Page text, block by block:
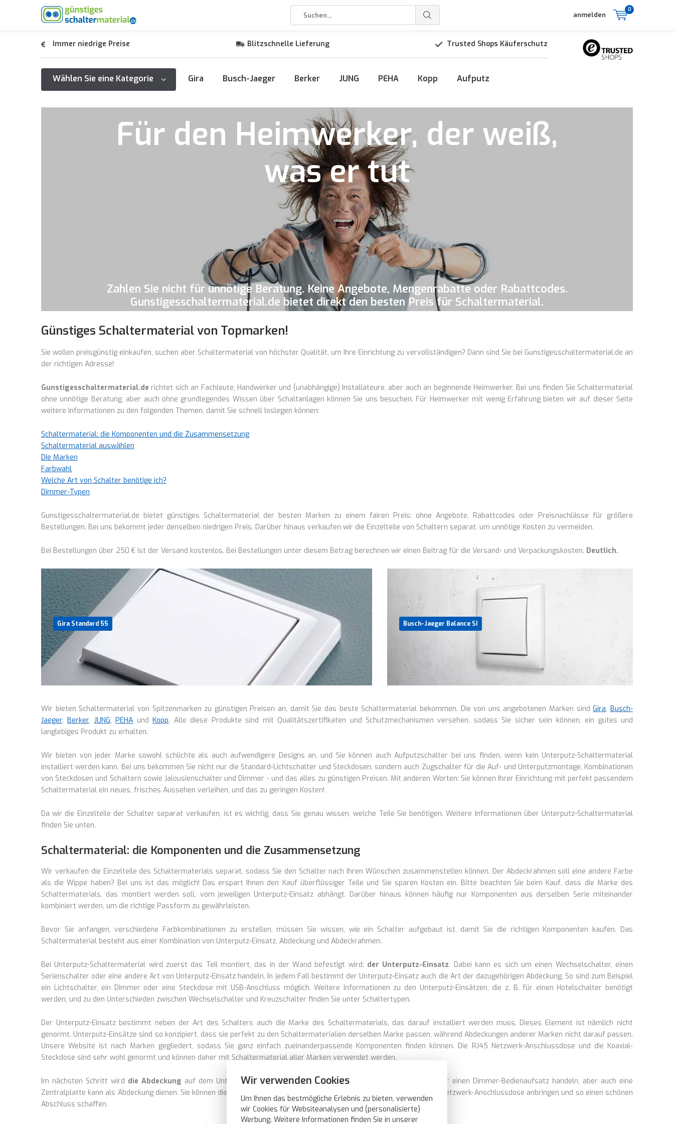
Wir verwenden Cookies
Um Ihnen das bestmögliche Erlebnis zu bieten, verwenden
wir Cookies für Websiteanalysen und (personalisierte)
Werbung. Weitere Informationen finden Sie in unserer
anmelden
0
Immer niedrige Preise Blitzschnelle Lieferung Trusted Shops Käuferschutz
Wählen Sie eine Kategorie Gira Busch-Jaeger Berker JUNG PEHA Kopp Aufputz
Für den Heimwerker, der weiß,
was er tut
Zahlen Sie nicht für unnötige Beratung. Keine Angebote, Mengenrabatte oder Rabattcodes.
Gunstigesschaltermaterial.de bietet direkt den besten Preis für Schaltermaterial.
Günstiges Schaltermaterial von Topmarken!
Sie wollen preisgünstig einkaufen, suchen aber Schaltermaterial von höchster Qualität, um Ihre Einrichtung zu vervollständigen? Dann sind Sie bei Gunstigesschaltermaterial.de an
der richtigen Adresse!
Gunstigesschaltermaterial.de richtet sich an Fachleute, Handwerker und (unabhängige) Installateure, aber auch an beginnende Heimwerker. Bei uns finden Sie Schaltermaterial
ohne unnötige Beratung, aber auch ohne grundlegendes Wissen über Schaltanlagen können Sie uns besuchen. Für Heimwerker mit wenig Erfahrung bieten wir auf dieser Seite
weitere Informationen zu den folgenden Themen, damit Sie schnell loslegen können:
Schaltermaterial: die Komponenten und die Zusammensetzung
Schaltermaterial auswählen
Die Marken
Farbwahl
Welche Art von Schalter benötige ich?
Dimmer-Typen
Gunstigesschaltermaterial.de bietet günstiges Schaltermaterial der besten Marken zu einem fairen Preis: ohne Angebote, Rabattcodes oder Preisnachlässe für größere
Bestellungen. Bei uns bekommt jeder denselben niedrigen Preis. Darüber hinaus verkaufen wir die Einzelteile von Schaltern separat, um unnötige Kosten zu vermeiden.
Bei Bestellungen über 250 € ist der Versand kostenlos. Bei Bestellungen unter diesem Betrag berechnen wir einen Beitrag für die Versand- und Verpackungskosten. Deutlich.
Gira Standard 55 Busch-Jaeger Balance SI
Wir bieten Schaltermaterial von Spitzenmarken zu günstigen Preisen an, damit Sie das beste Schaltermaterial bekommen. Die von uns angebotenen Marken sindGira,Busch-
Jaeger,Berker, JUNG,PEHA undKopp. Alle diese Produkte sind mit Qualitätszertifikaten und Schutzmechanismen versehen, sodass Sie sicher sein können, ein gutes und
langlebiges Produkt zu erhalten.
Wir bieten von jeder Marke sowohl schlichte als auch aufwendigere Designs an, und Sie können auch Aufputzschalter bei uns finden, wenn kein Unterputz-Schaltermaterial
installiert werden kann. Bei uns bekommen Sie nicht nur die Standard-Lichtschalter und Steckdosen, sondern auch Zugschalter für die Auf- und Unterputzmontage, Kombinationen
von Steckdosen und Schaltern sowie Jalousienschalter und Dimmer - und das alles zu günstigen Preisen. Mit anderen Worten: Sie können Ihrer Einrichtung mit perfekt passendem
Schaltermaterial ein neues, frisches Aussehen verleihen, und das zu geringen Kosten!
Da wir die Einzelteile der Schalter separat verkaufen, ist es wichtig, dass Sie genau wissen, welche Teile Sie benötigen. Weitere Informationen über Unterputz-Schaltermaterial
finden Sie unten.
Schaltermaterial: die Komponenten und die Zusammensetzung
Wir verkaufen die Einzelteile des Schaltermaterials separat, sodass Sie den Schalter nach Ihren Wünschen zusammenstellen können. Der Abdeckrahmen soll eine andere Farbe
als die Wippe haben? Bei uns ist das möglich! Das erspart Ihnen den Kauf überflüssiger Teile und Sie sparen Kosten ein. Bitte beachten Sie beim Kauf, dass die Marke des
Schaltermaterials, das montiert werden soll, vom jeweiligen Unterputz-Einsatz abhängt. Darüber hinaus können häufig nur Komponenten aus derselben Serie miteinander
kombiniert werden, um die richtige Passform zu gewährleisten.
Bevor Sie anfangen, verschiedene Farbkombinationen zu erstellen, müssen Sie wissen, wie ein Schalter aufgebaut ist, damit Sie die richtigen Komponenten kaufen. Das
Schaltermaterial besteht aus einer Kombination von Unterputz-Einsatz, Abdeckung und Abdeckrahmen.
Bei Unterputz-Schaltermaterial wird zuerst das Teil montiert, das in der Wand befestigt wird: der Unterputz-Einsatz. Dabei kann es sich um einen Wechselschalter, einen
Serienschalter oder eine andere Art von Unterputz-Einsatz handeln. In jedem Fall bestimmt der Unterputz-Einsatz auch die Art der dazugehörigen Abdeckung. So sind zum Beispiel
ein Lichtschalter, ein Dimmer oder eine Steckdose mit USB-Anschluss möglich. Weitere Informationen zu den Unterputz-Einsätzen, die z. B. für einen Hotelschalter benötigt
werden, und zu den Unterschieden zwischen Wechselschalter und Kreuzschalter finden Sie unter Schaltertypen.
Der Unterputz-Einsatz bestimmt neben der Art des Schalters auch die Marke des Schaltermaterials, das darauf installiert werden muss. Dieses Element ist nämlich nicht
genormt. Unterputz-Einsätze sind so konzipiert, dass sie perfekt zu den Schaltermaterialien derselben Marke passen, während Abdeckungen anderer Marken nicht darauf passen.
Unsere Website ist nach Marken gegliedert, sodass Sie ganz einfach zueinanderpassende Komponenten finden können. Die RJ45 Netzwerk-Anschlussdose und die Koaxial-
Steckdose sind sehr wohl genormt und können daher mit Schaltermaterial aller Marken verwendet werden.
Im nächsten Schritt wird die Abdeckung auf dem Unterputz-Einsatz befestigt. Dabei kann es sich um eine Wippe oder einen Dimmer-Bedienaufsatz handeln, aber auch eine
Zentralplatte kann als Abdeckung dienen. Sie können diese z. B. über einer Antennen-/Koaxial-Steckdose oder einer RJ45 Netzwerk-Anschlussdose anbringen und so einen schönen
Abschluss schaffen.